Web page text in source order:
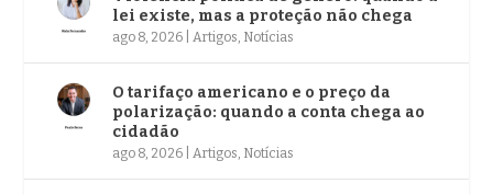
lei existe, mas a proteção não chega
ago 8, 2026 |Artigos, Notícias
O tarifaço americano e o preço da
polarização: quando a conta chega ao
cidadão
ago 8, 2026 |Artigos, Notícias